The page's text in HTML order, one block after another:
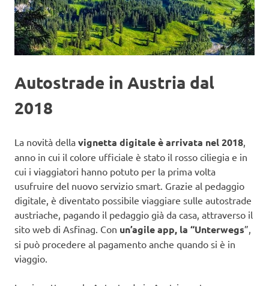
Autostrade in Austria dal
2018
La novità della vignetta digitale è arrivata nel 2018,
anno in cui il colore ufficiale è stato il rosso ciliegia e in
cui i viaggiatori hanno potuto per la prima volta
usufruire del nuovo servizio smart. Grazie al pedaggio
digitale, è diventato possibile viaggiare sulle autostrade
austriache, pagando il pedaggio già da casa, attraverso il
sito web di Asfinag. Con un’agile app, la “Unterwegs”,
si può procedere al pagamento anche quando si è in
viaggio.